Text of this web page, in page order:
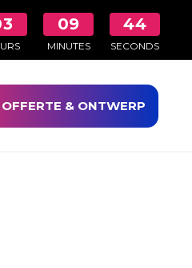
09
MINUTES
43
SECONDS
& ONTWERP